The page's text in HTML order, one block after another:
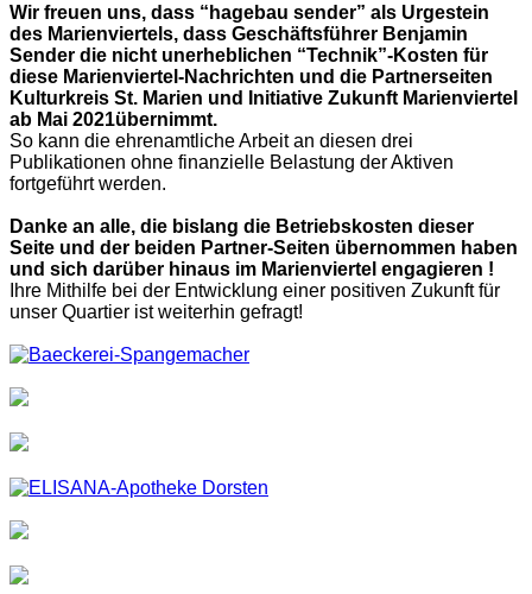
Wir freuen uns, dass “hagebau sender” als Urgestein
des Marienviertels, dass Geschäftsführer Benjamin
Sender die nicht unerheblichen “Technik”-Kosten für
diese Marienviertel-Nachrichten und die Partnerseiten
Kulturkreis St. Marien und Initiative Zukunft Marienviertel
ab Mai 2021übernimmt.
So kann die ehrenamtliche Arbeit an diesen drei
Publikationen ohne finanzielle Belastung der Aktiven
fortgeführt werden.
Danke an alle, die bislang die Betriebskosten dieser
Seite und der beiden Partner-Seiten übernommen haben
und sich darüber hinaus im Marienviertel engagieren !
Ihre Mithilfe bei der Entwicklung einer positiven Zukunft für
unser Quartier ist weiterhin gefragt!